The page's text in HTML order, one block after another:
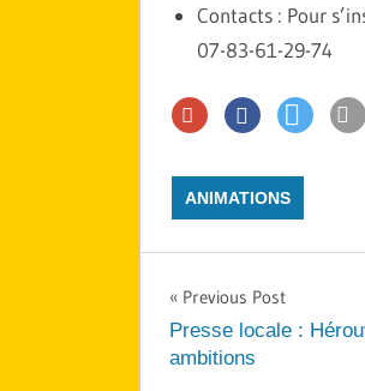
Contacts : Pour
07-83-61-29-74
ANIMATIONS
Navigation
de
Previous Post
Presse locale :
ambitions